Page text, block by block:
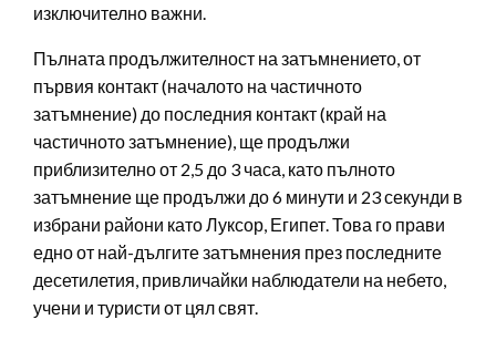
изключително важни.
Пълната продължителност на затъмнението, от
първия контакт (началото на частичното
затъмнение) до последния контакт (край на
частичното затъмнение), ще продължи
приблизително от 2,5 до 3 часа, като пълното
затъмнение ще продължи до 6 минути и 23 секунди в
избрани райони като Луксор, Египет. Това го прави
едно от най-дългите затъмнения през последните
десетилетия, привличайки наблюдатели на небето,
учени и туристи от цял свят.